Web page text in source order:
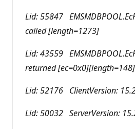
Lid: 55847
called [length=1273]
Lid: 43559
returned
Lid: 52176 ClientVersion:
Lid: 50032 ServerVersion: